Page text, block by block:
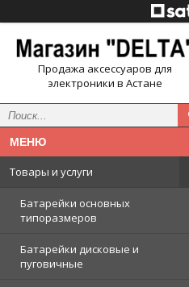
Продажа аксессуаров для
электроники в Астане
Товары и услуги
Батарейки основных
типоразмеров
Батарейки дисковые и
пуговичные